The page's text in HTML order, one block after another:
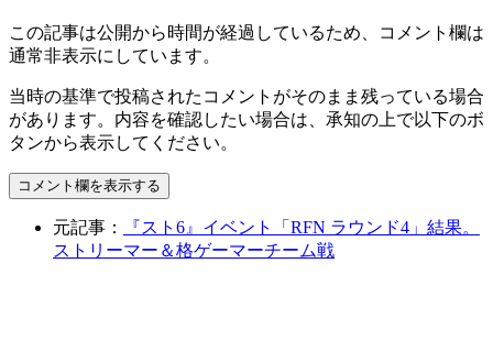
この記事は公開から時間が経過しているため、コメント欄は
通常非表示にしています。
当時の基準で投稿されたコメントがそのまま残っている場合
があります。内容を確認したい場合は、承知の上で以下のボ
タンから表示してください。
コメント欄を表示する
元記事：
『スト6』イベント「RFN ラウンド4」結果。
ストリーマー＆格ゲーマーチーム戦